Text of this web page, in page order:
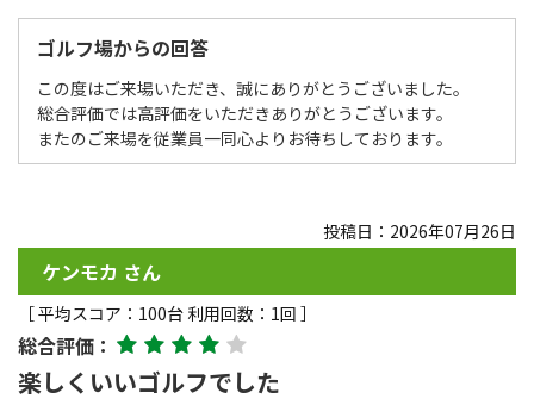
ゴルフ場からの回答
この度はご来場いただき、誠にありがとうございました。
総合評価では高評価をいただきありがとうございます。
またのご来場を従業員一同心よりお待ちしております。
ケンモカ さん
［ 平均スコア：100台 利用回数：1回 ］
投稿日：2026年07月26日
総合評価：
楽しくいいゴルフでした